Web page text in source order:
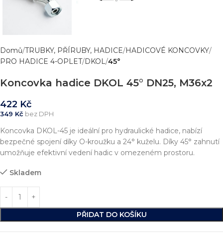
Domů TRUBKY, PŘÍRUBY, HADICE HADICOVÉ KONCOVKY
PRO HADICE 4-OPLET DKOL 45°
Koncovka hadice DKOL 45° DN25, M36x2
422 Kč
349 Kč bez DPH
Koncovka DKOL-45 je ideální pro hydraulické hadice, nabízí
bezpečné spojení díky O-kroužku a 24° kuželu. Díky 45° zahnutí
umožňuje efektivní vedení hadic v omezeném prostoru.
Skladem
PŘIDAT DO KOŠÍKU